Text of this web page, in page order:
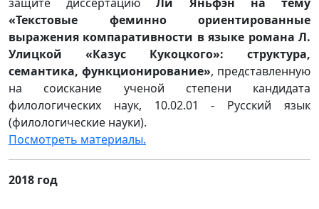
«Текстовые феминно ориентированные
выражения компаративности в языке романа Л.
Улицкой «Казус Кукоцкого»: структура,
семантика, функционирование», представленную
на соискание ученой степени кандидата
филологических наук, 10.02.01 - Русский язык
(филологические науки).
Посмотреть материалы.
2018 год